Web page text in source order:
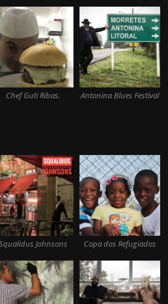
Chef Guti Ribas. Antonina Blues Festival
Johnsons Copa dos Refugiados